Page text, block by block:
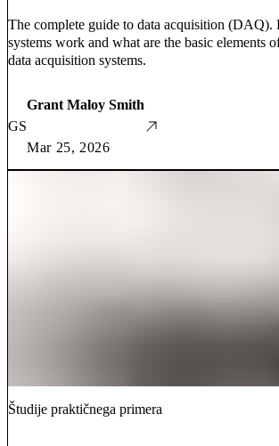
The complete guide to data acquisition
systems work and what are the basic elements
data acquisition systems.
GS
Grant Maloy Smith
Mar 25, 2026
Študije praktičnega primera